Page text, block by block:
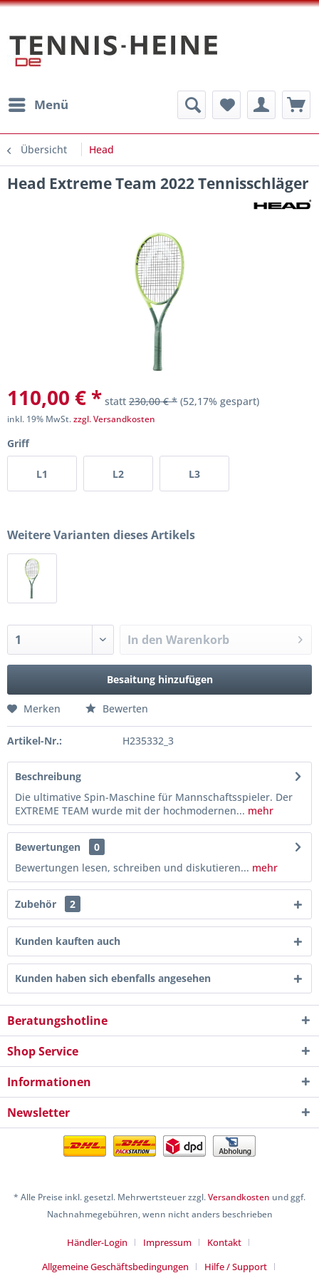
Menü
Übersicht Head
Head Extreme Team 2022 Tennisschläger
110,00 € * statt 230,00 € * (52,17% gespart)
inkl. 19% MwSt.zzgl. Versandkosten
Griff
L1 L2 L3
Weitere Varianten dieses Artikels
In den Warenkorb
Besaitung hinzufügen
Merken Bewerten
Artikel-Nr.: H235332_3
Beschreibung
Die ultimative Spin-Maschine für Mannschaftsspieler. Der
EXTREME TEAM wurde mit der hochmodernen... mehr
Bewertungen
0
Bewertungen lesen, schreiben und diskutieren... mehr
Zubehör 2
Kunden kauften auch
Kunden haben sich ebenfalls angesehen
Beratungshotline
Shop Service
Informationen
Newsletter
* Alle Preise inkl. gesetzl. Mehrwertsteuer zzgl.Versandkosten und ggf.
Nachnahmegebühren, wenn nicht anders beschrieben
Händler-Login Impressum
Kontakt
Allgemeine Geschäftsbedingungen
Hilfe / Support